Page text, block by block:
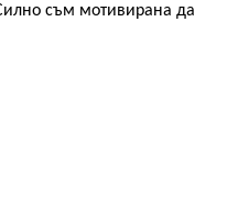
съм мотивирана да